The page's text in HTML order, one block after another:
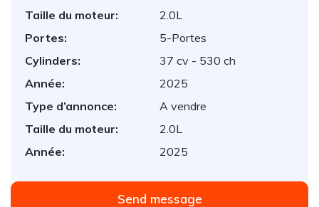
Taille du moteur:
2.0L
Portes:
5-Portes
Cylinders:
37 cv - 530 ch
Année:
2025
Type d’annonce:
A vendre
Taille du moteur:
2.0L
Année:
2025
Send message